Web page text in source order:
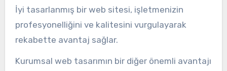
İyi tasarlanmış bir web sitesi, işletmenizin
profesyonelliğini ve kalitesini vurgulayarak
rekabette avantaj sağlar.
Kurumsal web tasarımın bir diğer önemli avantajı